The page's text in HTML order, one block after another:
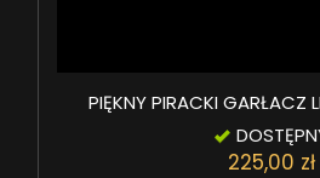
PIĘKNY PIRACKI GARŁACZ
225,00 zł